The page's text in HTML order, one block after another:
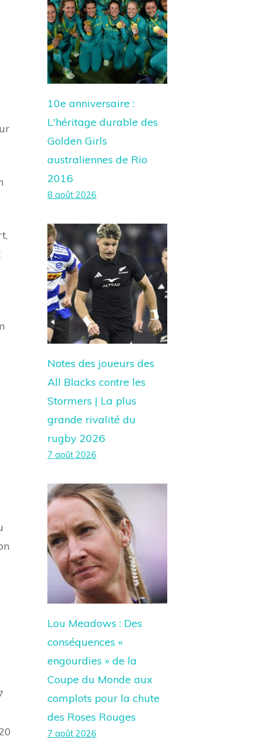
10e anniversaire :
L'héritage durable des
Golden Girls
australiennes de Rio
2016
8 août 2026
Notes des joueurs des
All Blacks contre les
Stormers | La plus
grande rivalité du
rugby 2026
7 août 2026
Lou Meadows : Des
conséquences «
engourdies » de la
Coupe du Monde aux
complots pour la chute
des Roses Rouges
7 août 2026